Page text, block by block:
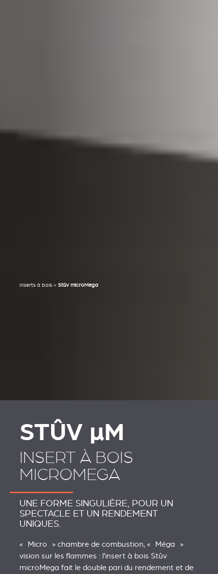
Inserts à bois > Stûv microMega
STÛV µM
INSERT À BOIS
MICROMEGA
UNE FORME SINGULIÈRE, POUR UN
SPECTACLE ET UN RENDEMENT
UNIQUES.
« Micro » chambre de combustion, « Méga »
vision sur les flammes : l’insert à bois Stûv
microMega fait le double pari du rendement et de